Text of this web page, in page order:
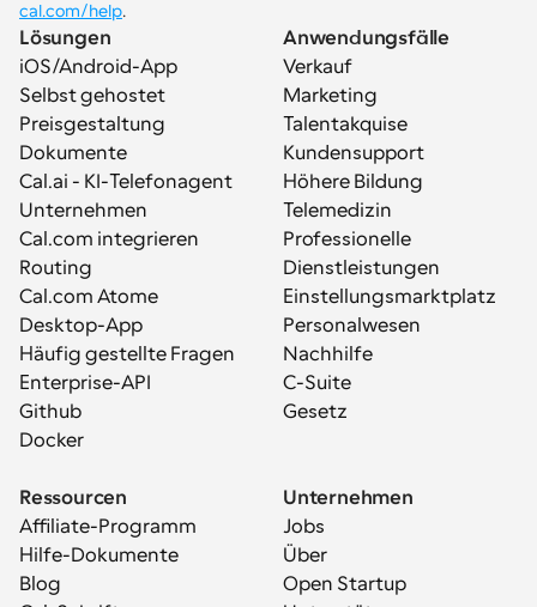
cal.com/help.
Lösungen
iOS/Android-App
Selbst gehostet
Preisgestaltung
Dokumente
Cal.ai - KI-Telefonagent
Unternehmen
Cal.com integrieren
Routing
Cal.com Atome
Desktop-App
Häufig gestellte Fragen
Enterprise-API
Github
Docker
Anwendungsfälle
Verkauf
Marketing
Talentakquise
Kundensupport
Höhere Bildung
Telemedizin
Professionelle
Dienstleistungen
Einstellungsmarktplatz
Personalwesen
Nachhilfe
C-Suite
Gesetz
Ressourcen
Affiliate-Programm
Hilfe-Dokumente
Blog
Unternehmen
Jobs
Über
Open Startup